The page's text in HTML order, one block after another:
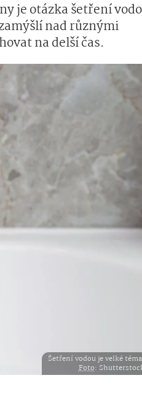
je otázka šetření
nad různými
na delší čas.
Šetření vodou je velké
Foto: